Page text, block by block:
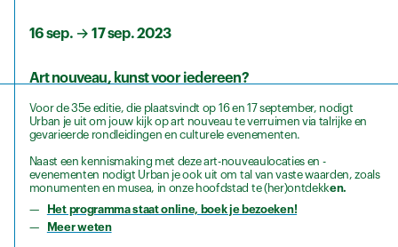
16 sep.→17 sep. 2023
Art nouveau, kunst voor iedereen?
Voor de 35e editie, die plaatsvindt op 16 en 17 september, nodigt
Urban je uit om jouw kijk op art nouveau te verruimen via talrijke en
gevarieerde rondleidingen en culturele evenementen.
Naast een kennismaking met deze art-nouveaulocaties en -
evenementen nodigt Urban je ook uit om tal van vaste waarden, zoals
monumenten en musea, in onze hoofdstad te (her)ontdekken.
Het programma staat online, boek je bezoeken!
Meer weten